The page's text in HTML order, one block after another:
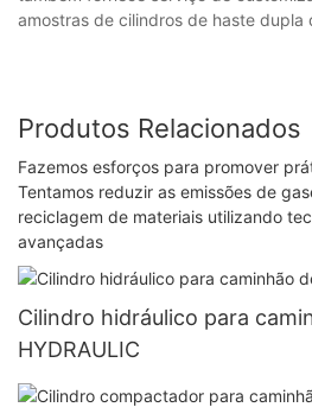
amostras de cilindros de haste dupla
Produtos Relacionados
Fazemos esforços para promover
Tentamos reduzir as emissões de
reciclagem de materiais utilizando
avançadas
Cilindro hidráulico para
HYDRAULIC